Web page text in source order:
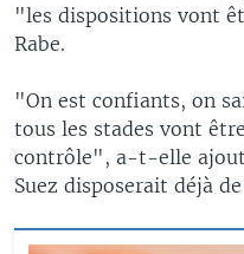
"les dispositions vont
Rabe.
"On est confiants, on
tous les stades vont
contrôle", a-t-elle
Suez disposerait déjà